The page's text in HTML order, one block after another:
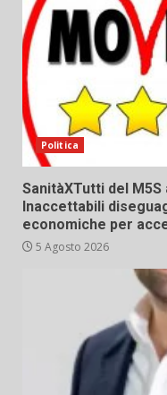
Politica
SanitàXTutti del
Inaccettabili
economiche per
5 Agosto 2026